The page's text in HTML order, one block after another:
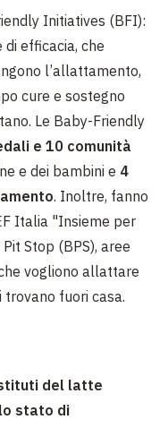
Initiatives (BFI):
efficacia, che
l’allattamento,
cure e sostegno
Le Baby-Friendly
e 10 comunità
e dei bambini e 4
. Inoltre, fanno
Italia "Insieme per
Stop (BPS), aree
vogliono allattare
fuori casa.
del latte
stato di